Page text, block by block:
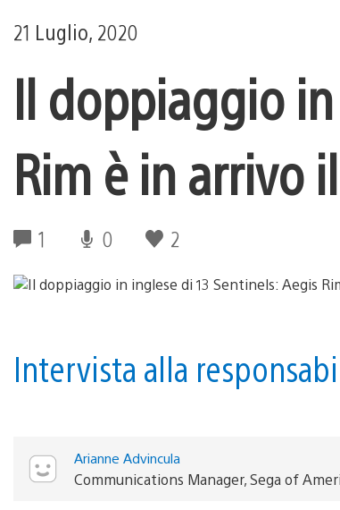
21 Luglio, 2020
Il doppiaggio
Rim è in arrivo
1 0 2
Intervista alla
Arianne Advincula
Communications Manager, Sega of